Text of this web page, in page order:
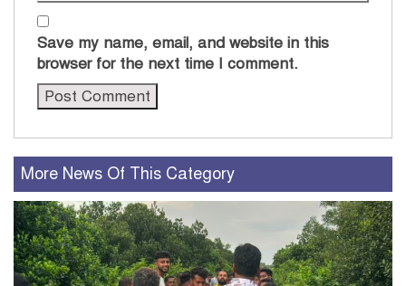
Save my name, email, and website in this
browser for the next time I comment.
More News Of This Category